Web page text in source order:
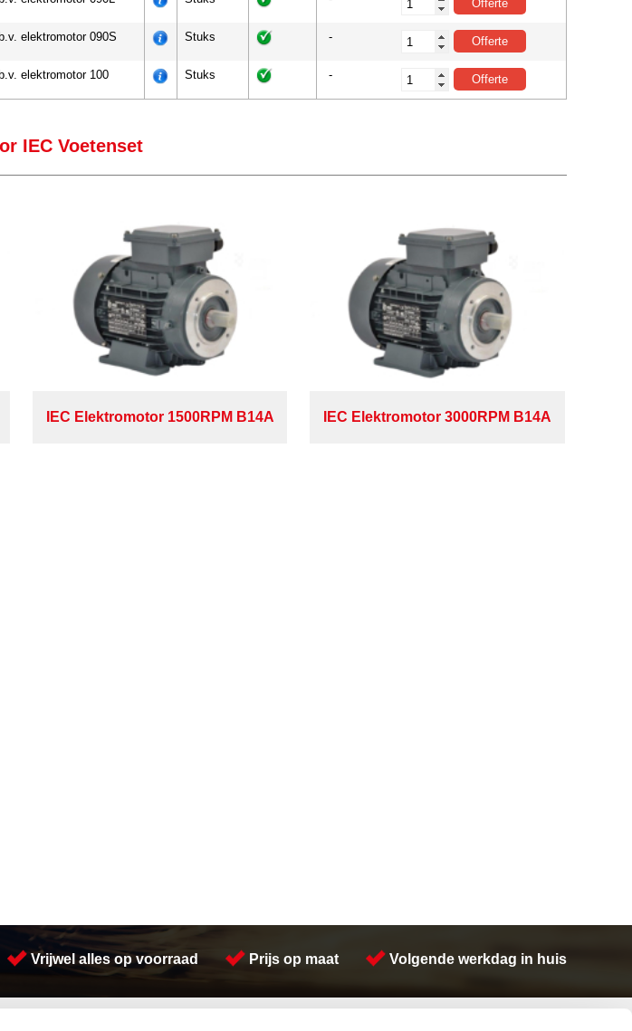
elektromotor 090S Stuks -
elektromotor 100 Stuks -
IEC Voetenset
IEC Elektromotor 1500RPM B14A IEC Elektromotor 3000RPM B14A
Vrijwel alles op voorraad Prijs op maat Volgende werkdag in huis